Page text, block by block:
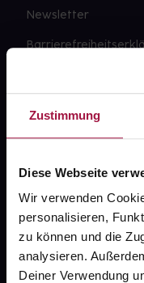
Zustimmung
Diese Webseite
Wir verwenden
personalisieren,
zu können und die
analysieren.
Deiner Verwendung
Newsletter
Sanitätshäuser
AGB
Impressum